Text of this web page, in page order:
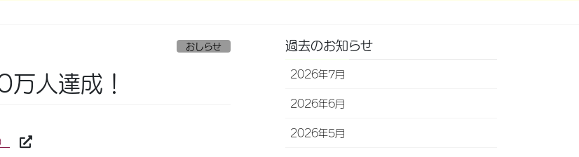
おしらせ
人達成！
過去のお知らせ
2026年7月
2026年6月
2026年5月